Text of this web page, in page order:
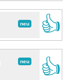
neu
👍
neu
👍